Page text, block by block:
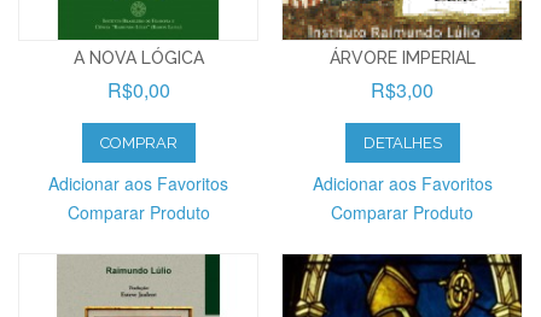
A NOVA LÓGICA
R$0,00
COMPRAR
Adicionar aos Favoritos
Comparar Produto
ÁRVORE IMPERIAL
R$3,00
DETALHES
Adicionar aos Favoritos
Comparar Produto